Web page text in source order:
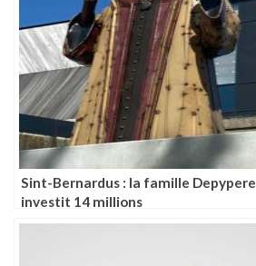
Sint-Bernardus : la famille Depypere
investit 14 millions